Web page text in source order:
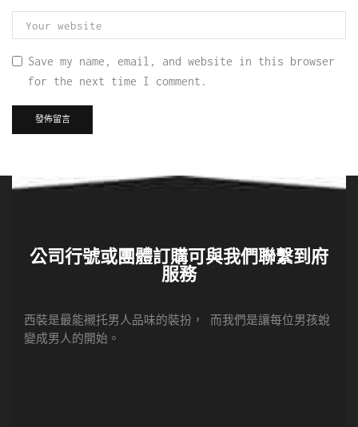
Save my name, email, and website in this browser
for the next time I comment.
公司行號或團體訂購可與我們聯繫到府
服務
西裝是最能襯托男人品味的裝扮， 而我們是讓每位男孩蛻
變成男人的開始。